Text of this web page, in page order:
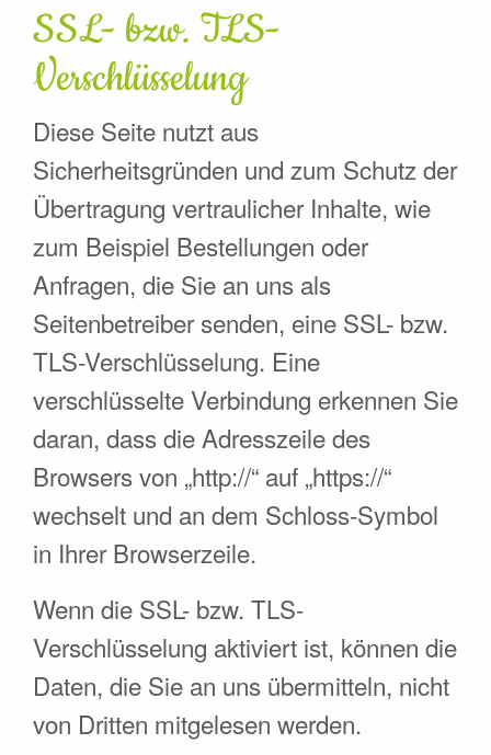
SSL- bzw. TLS-
Verschlüsselung
Diese Seite nutzt aus
Sicherheitsgründen und zum Schutz der
Übertragung vertraulicher Inhalte, wie
zum Beispiel Bestellungen oder
Anfragen, die Sie an uns als
Seitenbetreiber senden, eine SSL- bzw.
TLS-Verschlüsselung. Eine
verschlüsselte Verbindung erkennen Sie
daran, dass die Adresszeile des
Browsers von „http://“ auf „https://“
wechselt und an dem Schloss-Symbol
in Ihrer Browserzeile.
Wenn die SSL- bzw. TLS-
Verschlüsselung aktiviert ist, können die
Daten, die Sie an uns übermitteln, nicht
von Dritten mitgelesen werden.